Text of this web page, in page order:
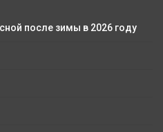
после зимы в 2026 году